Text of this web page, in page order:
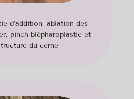
d’addition, ablation des
pinch blépharoplastie et
du cerne